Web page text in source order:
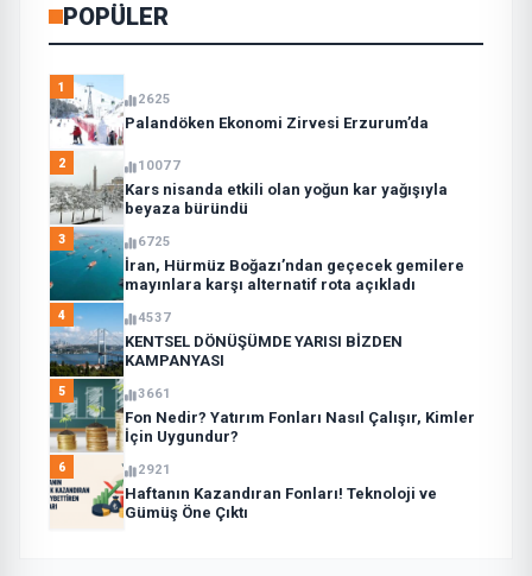
POPÜLER
1
2625
Palandöken Ekonomi Zirvesi Erzurum’da
2 10077
Kars nisanda etkili olan yoğun kar yağışıyla
beyaza büründü
3 6725
İran, Hürmüz Boğazı’ndan geçecek gemilere
mayınlara karşı alternatif rota açıkladı
4 4537
KENTSEL DÖNÜŞÜMDE YARISI BİZDEN
KAMPANYASI
5 3661
Fon Nedir? Yatırım Fonları Nasıl Çalışır, Kimler
İçin Uygundur?
6 2921
Haftanın Kazandıran Fonları! Teknoloji ve
Gümüş Öne Çıktı